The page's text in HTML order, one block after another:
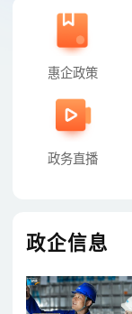
惠企政策
政务直播
政企信息